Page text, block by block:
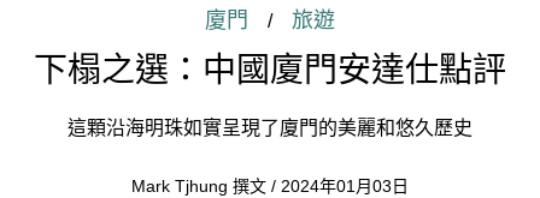
廈門 / 旅遊
下榻之選：中國廈門安達仕點評
這顆沿海明珠如實呈現了廈門的美麗和悠久歷史
Mark Tjhung 撰文 / 2024年01月03日